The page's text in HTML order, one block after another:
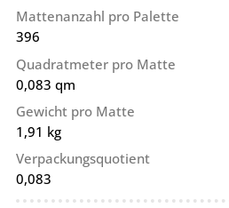
Mattenanzahl pro Palette
396
Quadratmeter pro Matte
0,083 qm
Gewicht pro Matte
1,91 kg
Verpackungsquotient
0,083